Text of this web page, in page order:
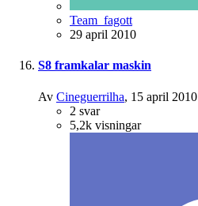
Team_fagott
29 april 2010
S8 framkalar maskin
Av Cineguerrilha, 15 april 2010
2 svar
5,2k visningar